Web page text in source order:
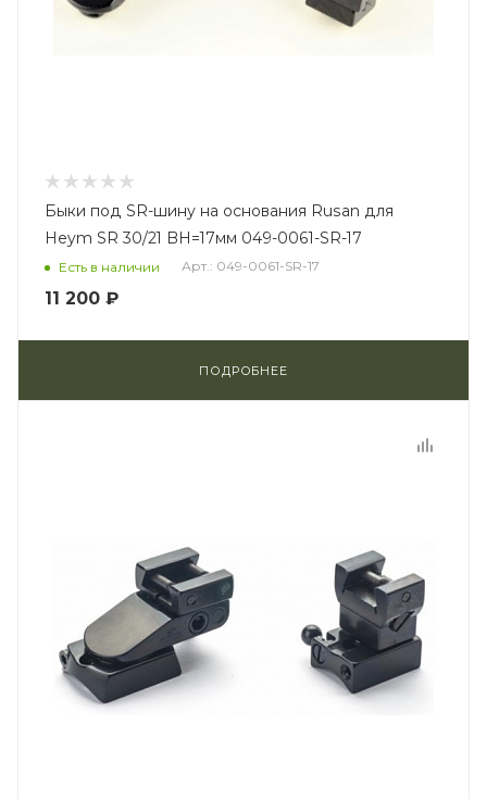
Быки под SR-шину на основания Rusan для
Heym SR 30/21 BH=17мм 049-0061-SR-17
Есть в наличии Арт.: 049-0061-SR-17
11 200 ₽
ПОДРОБНЕЕ